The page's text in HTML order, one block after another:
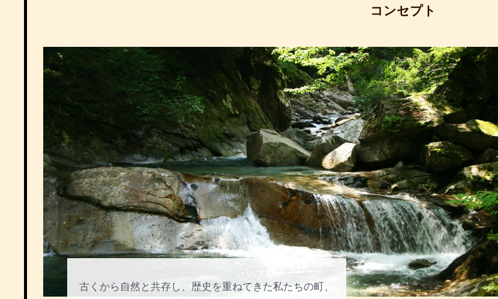
コンセプト
古くから自然と共存し、歴史を重ねてきた私たちの町、